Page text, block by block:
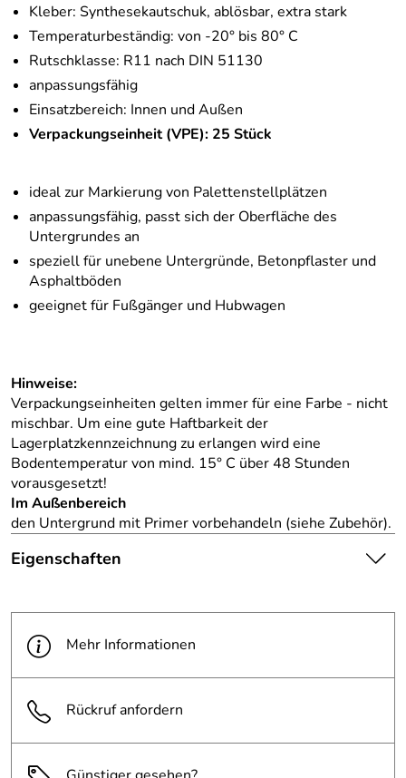
Kleber: Synthesekautschuk, ablösbar, extra stark
Temperaturbeständig: von -20° bis 80° C
Rutschklasse: R11 nach DIN 51130
anpassungsfähig
Einsatzbereich: Innen und Außen
Verpackungseinheit (VPE): 25 Stück
ideal zur Markierung von Palettenstellplätzen
anpassungsfähig, passt sich der Oberfläche des
Untergrundes an
speziell für unebene Untergründe, Betonpflaster und
Asphaltböden
geeignet für Fußgänger und Hubwagen
Hinweise:
Verpackungseinheiten gelten immer für eine Farbe - nicht
mischbar. Um eine gute Haftbarkeit der
Lagerplatzkennzeichnung zu erlangen wird eine
Bodentemperatur von mind. 15° C über 48 Stunden
vorausgesetzt!
Im Außenbereich
den Untergrund mit Primer vorbehandeln (siehe Zubehör).
Eigenschaften
Hinweis
Produktbilder:
stellt keine verbindliche
beachten Sie die
Textbeschreibung.
Farbe:
gelb
Mehr Informationen
Rückruf anfordern